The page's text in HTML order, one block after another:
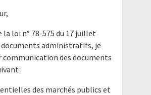
loi n° 78-575 du 17 juillet
documents administratifs, je
communication des documents
:
des marchés publics et